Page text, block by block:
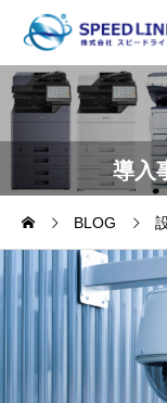
導入
BLOG